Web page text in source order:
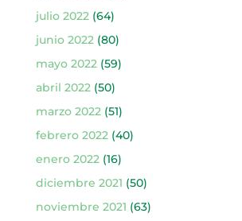
julio 2022 (64)
junio 2022 (80)
mayo 2022 (59)
abril 2022 (50)
marzo 2022 (51)
febrero 2022 (40)
enero 2022 (16)
diciembre 2021 (50)
noviembre 2021 (63)